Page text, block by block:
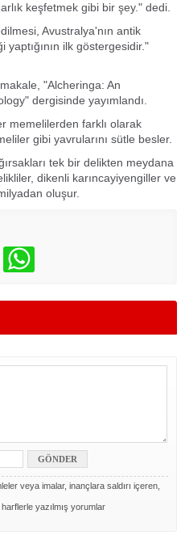
keşfetmek gibi bir şey." dedi.
Avustralya'nın antik
ilk göstergesidir."
"Alcheringa: An
dergisinde yayımlandı.
memelilerden farklı olarak
gibi yavrularını sütle besler.
tek bir delikten meydana
dikenli karıncayiyengiller ve
oluşur.
veya imalar, inançlara saldırı içeren,
yazılmış yorumlar